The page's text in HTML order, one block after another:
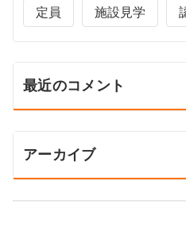
定員
施設見学
最近のコメント
アーカイブ